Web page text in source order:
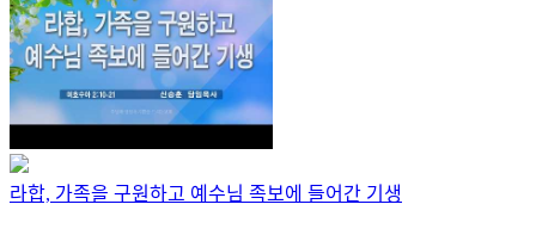
라합, 가족을 구원하고 예수님 족보에 들어간 기생